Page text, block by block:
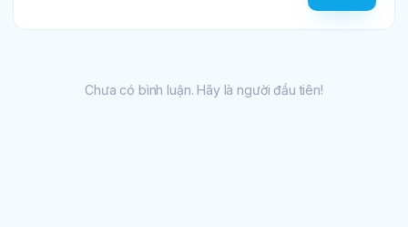
Chưa có bình luận. Hãy là người đầu tiên!